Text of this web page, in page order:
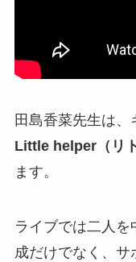
田島香菜先生は、
Little helper（リ
ます。
ライブでは二人
成だけでなく、サ